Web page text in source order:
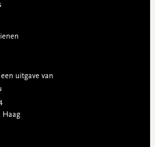
uitgave van
Haag